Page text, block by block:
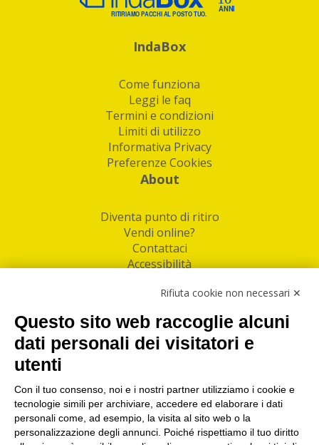
IndaBox
Come funziona
Leggi le faq
Termini e condizioni
Limiti di utilizzo
Informativa Privacy
Preferenze Cookies
About
Diventa punto di ritiro
Vendi online?
Contattaci
Accessibilità
Facebook
Linkedin
I nostri punti di ritiro e spedizione pacchi nelle
maggiori città italiane
Torino|Milano|Roma|Bologna|Firenze| Genova
Napoli|Varese
Rifiuta cookie non necessari ✕
Questo sito web raccoglie alcuni
dati personali dei visitatori e
utenti
Con il tuo consenso, noi e i nostri partner utilizziamo i cookie e
tecnologie simili per archiviare, accedere ed elaborare i dati
personali come, ad esempio, la visita al sito web o la
personalizzazione degli annunci. Poiché rispettiamo il tuo diritto